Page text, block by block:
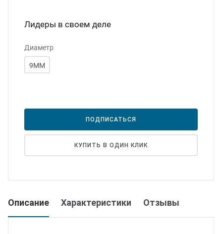
Диаметр
9ММ
Лидеры в своем деле
ПОДПИСАТЬСЯ
КУПИТЬ В ОДИН КЛИК
Описание Характеристики Отзывы